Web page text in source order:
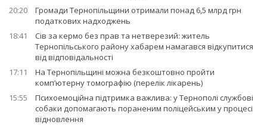
20:20
Громади Тернопільщини отримали понад 6,5 млрд грн
податкових надходжень
18:41
Сів за кермо без прав та нетверезий: житель
Тернопільського району хабарем намагався відкупитися
від відповідальності
17:11
На Тернопільщині можна безкоштовно пройти
комп’ютерну томографію (перелік лікарень)
15:55
Психоемоційна підтримка важлива: у Тернополі службові
собаки допомагають пораненим поліцейським у процесі
відновлення